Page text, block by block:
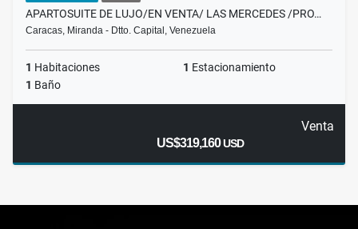
APARTOSUITE DE LUJO/EN VENTA/ LAS MERCEDES /PRO…
Caracas, Miranda - Dtto. Capital, Venezuela
1 Habitaciones 1 Estacionamiento
1 Baño
Venta
US$319,160USD